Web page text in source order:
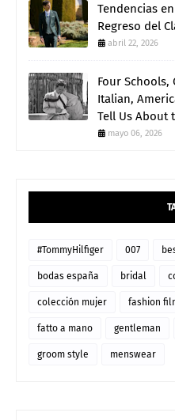
Tendencias
Regreso del
abril 22, 2026
Four Schools,
Italian,
Tell Us About
mayo 06, 2026
#TommyHilfiger 007
bodas españa bridal
colección mujer fashion
fatto a mano gentleman
groom style menswear